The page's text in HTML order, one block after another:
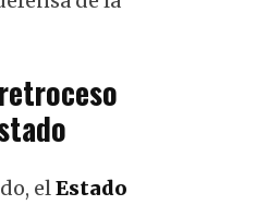
elEstado